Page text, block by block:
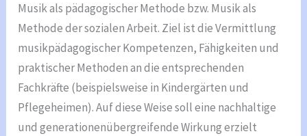
Musik als pädagogischer Methode bzw. Musik als
Methode der sozialen Arbeit. Ziel ist die Vermittlung
musikpädagogischer Kompetenzen, Fähigkeiten und
praktischer Methoden an die entsprechenden
Fachkräfte (beispielsweise in Kindergärten und
Pflegeheimen). Auf diese Weise soll eine nachhaltige
und generationenübergreifende Wirkung erzielt